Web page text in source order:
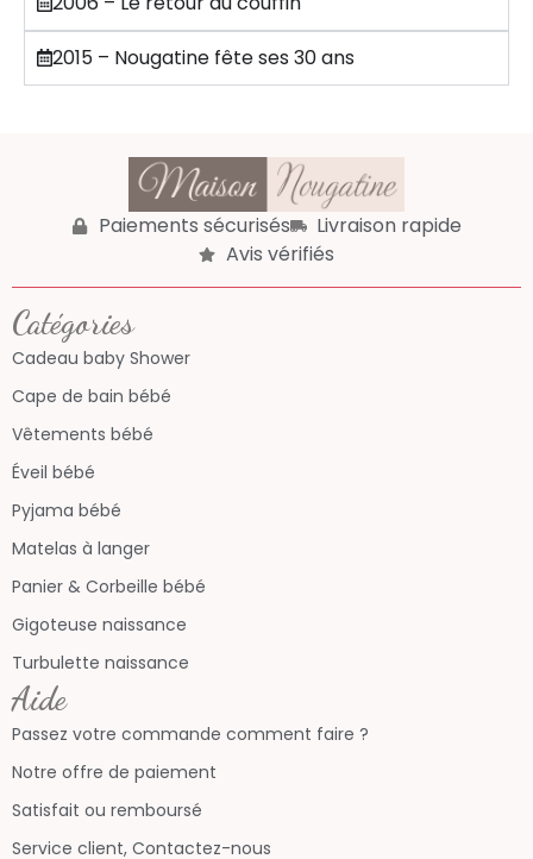
2015 – Nougatine fête ses 30 ans
Paiements sécurisés
Livraison rapide
Avis vérifiés
Catégories
Cadeau baby Shower
Cape de bain bébé
Vêtements bébé
Éveil bébé
Pyjama bébé
Matelas à langer
Panier & Corbeille bébé
Gigoteuse naissance
Turbulette naissance
Aide
Passez votre commande comment faire ?
Notre offre de paiement
Satisfait ou remboursé
Service client, Contactez-nous